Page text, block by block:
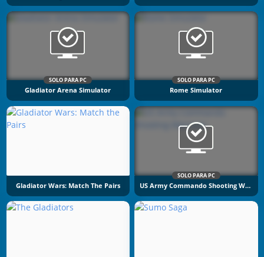
SOLO PARA PC
Gladiator Arena Simulator
SOLO PARA PC
Rome Simulator
Gladiator Wars: Match The Pairs
SOLO PARA PC
US Army Commando Shooting Warzone